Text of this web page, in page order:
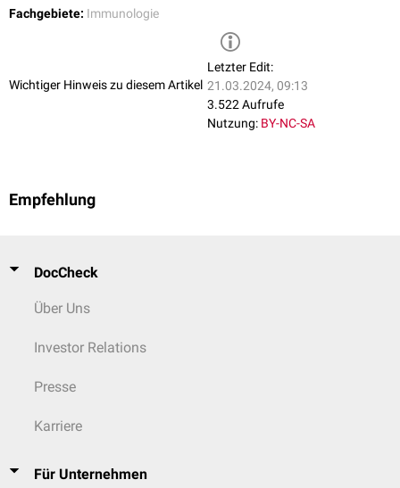
Fachgebiete: Immunologie
Wichtiger Hinweis zu diesem Artikel
Letzter Edit:
21.03.2024, 09:13
3.522 Aufrufe
Nutzung: BY-NC-SA
Empfehlung
DocCheck
Über Uns
Investor Relations
Presse
Karriere
Für Unternehmen